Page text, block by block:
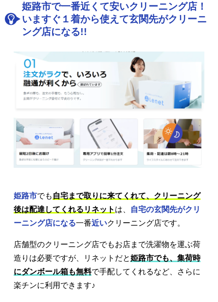
姫路市で一番近くて安いクリーニング店！
いますぐ１着から使えて玄関先がクリーニ
ング店になる!!
姫路市でも 自宅まで取りに来てくれて、クリーニング
後は配達してくれるリネット は、
自宅の玄関先がクリ
ーニング店になる一番近いクリーニング店です。
店舗型のクリーニング店でもお店まで洗濯物を運ぶ荷
造りは必要ですが、リネットだと姫路市でも、集荷時
にダンボール箱も無料で手配してくれるなど、さらに
楽チンに利用できます♪